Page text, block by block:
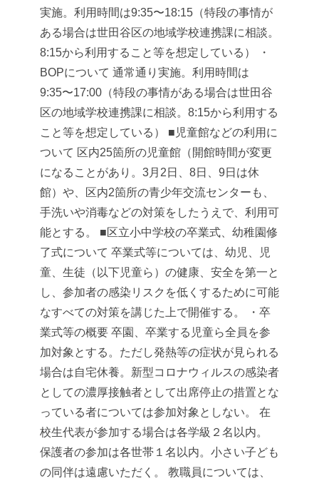
実施。利用時間は9:35〜18:15（特段の事情が
ある場合は世田谷区の地域学校連携課に相談。
8:15から利用すること等を想定している）
・
BOPについて 通常通り実施。利用時間は
9:35〜17:00（特段の事情がある場合は世田谷
区の地域学校連携課に相談。8:15から利用する
こと等を想定している）
■児童館などの利用に
ついて 区内25箇所の児童館（開館時間が変更
になることがあり。3月2日、8日、9日は休
館）や、区内2箇所の青少年交流センターも、
手洗いや消毒などの対策をしたうえで、利用可
能とする。
■区立小中学校の卒業式、幼稚園修
了式について 卒業式等については、幼児、児
童、生徒（以下児童ら）の健康、安全を第一と
し、参加者の感染リスクを低くするために可能
なすべての対策を講じた上で開催する。
・卒
業式等の概要 卒園、卒業する児童ら全員を参
加対象とする。ただし発熱等の症状が見られる
場合は自宅休養。新型コロナウィルスの感染者
としての濃厚接触者として出席停止の措置とな
っている者については参加対象としない。
在
校生代表が参加する場合は各学級２名以内。
保護者の参加は各世帯１名以内。小さい子ども
の同伴は遠慮いただく。
教職員については、